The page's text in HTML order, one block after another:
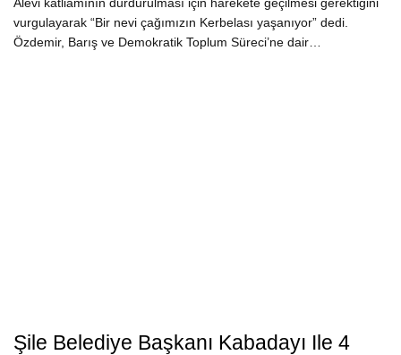
vurgulayarak “Bir nevi çağımızın Kerbelası yaşanıyor” dedi.
Özdemir, Barış ve Demokratik Toplum Süreci’ne dair…
Şile Belediye Başkanı Kabadayı Ile 4